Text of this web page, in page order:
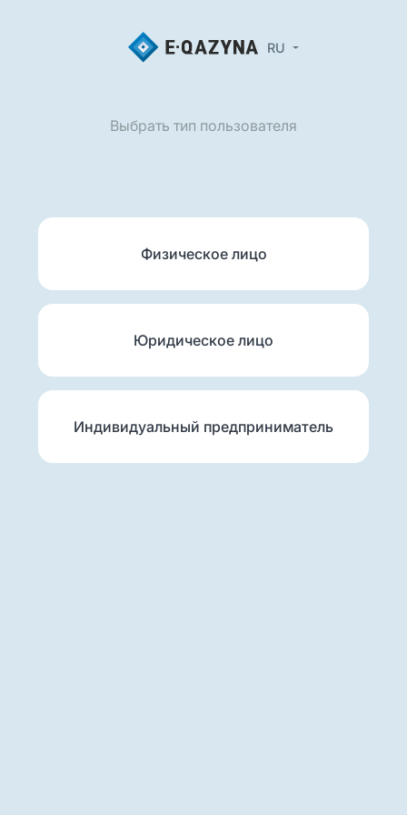
RU
Выбрать тип пользователя
Физическое лицо
Юридическое лицо
Индивидуальный предприниматель